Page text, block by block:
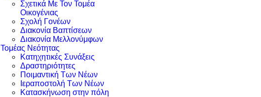
Σχετικά Με Τον Τομέα
Οικογένιας
Σχολή Γονέων
Διακονία Βαπτίσεων
Διακονία Μελλονύμφων
Τομέας Νεότητας
Κατηχητικές Συνάξεις
Δραστηριότητες
Ποιμαντική Των Νέων
Ιεραποστολή Των Νέων
Κατασκήνωση στην πόλη